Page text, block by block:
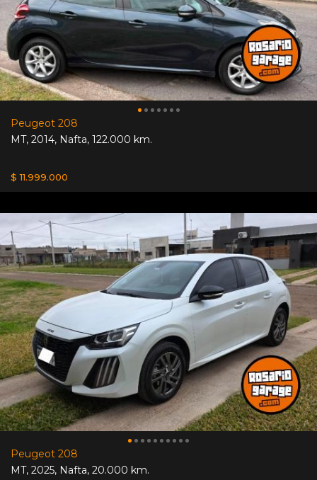
Peugeot 208
MT, 2014, Nafta, 122.000 km.
$ 11.999.000
Peugeot 208
MT, 2025, Nafta, 20.000 km.